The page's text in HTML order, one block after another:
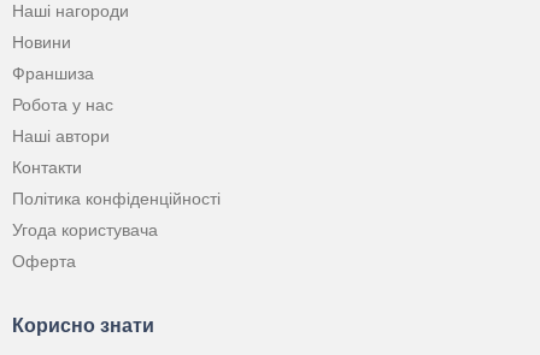
Наші нагороди
Новини
Франшиза
Робота у нас
Наші автори
Контакти
Політика конфіденційності
Угода користувача
Оферта
Корисно знати